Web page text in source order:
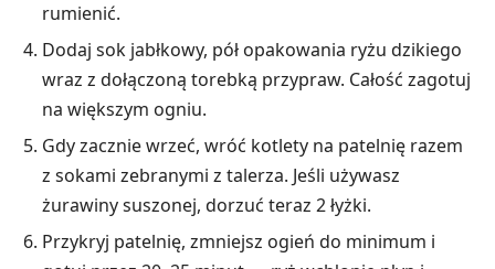
rumienić.
Dodaj sok jabłkowy, pół opakowania ryżu dzikiego
wraz z dołączoną torebką przypraw. Całość zagotuj
na większym ogniu.
Gdy zacznie wrzeć, wróć kotlety na patelnię razem
z sokami zebranymi z talerza. Jeśli używasz
żurawiny suszonej, dorzuć teraz 2 łyżki.
Przykryj patelnię, zmniejsz ogień do minimum i